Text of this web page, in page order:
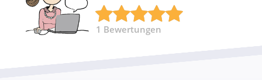
1 Bewertungen